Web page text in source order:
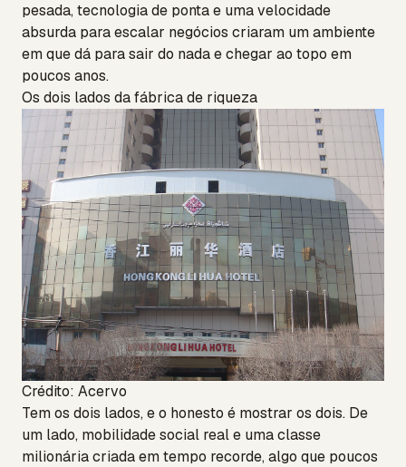
pesada, tecnologia de ponta e uma velocidade
absurda para escalar negócios criaram um ambiente
em que dá para sair do nada e chegar ao topo em
poucos anos.
Os dois lados da fábrica de riqueza
Crédito: Acervo
Tem os dois lados, e o honesto é mostrar os dois. De
um lado, mobilidade social real e uma classe
milionária criada em tempo recorde, algo que poucos